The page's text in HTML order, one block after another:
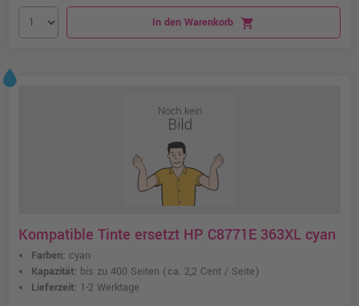
In den Warenkorb shopping_cart
Kompatible Tinte ersetzt HP C8771E 363XL cyan
Farben: cyan
Kapazität: bis zu 400 Seiten (ca. 2,2 Cent / Seite)
Lieferzeit: 1-2 Werktage